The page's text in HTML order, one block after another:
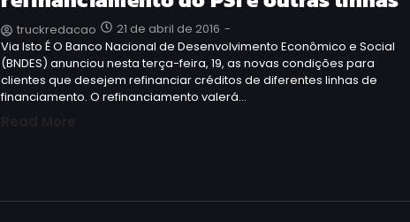
truckredacao 21 de abril de 2016 -
Via Isto É O Banco Nacional de Desenvolvimento Econômico e Social
(BNDES) anunciou nesta terça-feira, 19, as novas condições para
clientes que desejem refinanciar créditos de diferentes linhas de
financiamento. O refinanciamento valerá…